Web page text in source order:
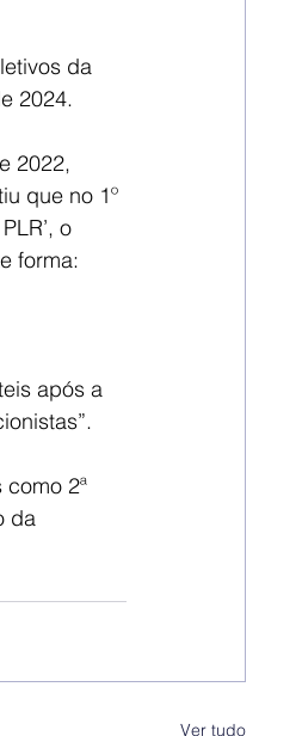
da
2024.
2022,
que no 1º
o
forma:
após a
2ª
da
Ver tudo